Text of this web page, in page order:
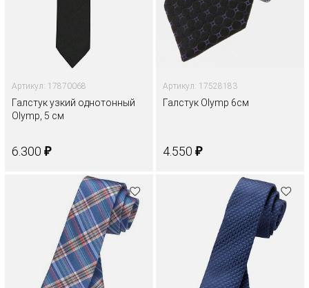
Артикул: 17870068
Галстук узкий однотонный
Olymp, 5 см
6.300 ₽
Артикул: 17528183
Галстук Olymp 6см
4.550 ₽